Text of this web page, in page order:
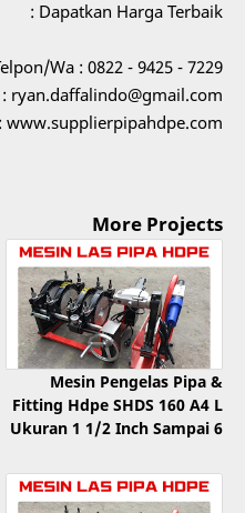
Dapatkan Harga Terbaik :
Wa : 0822 - 9425 - 7229
More Projects
Mesin Pengelas Pipa &
Fitting Hdpe SHDS 160 A4 L
Ukuran 1 1/2 Inch Sampai 6